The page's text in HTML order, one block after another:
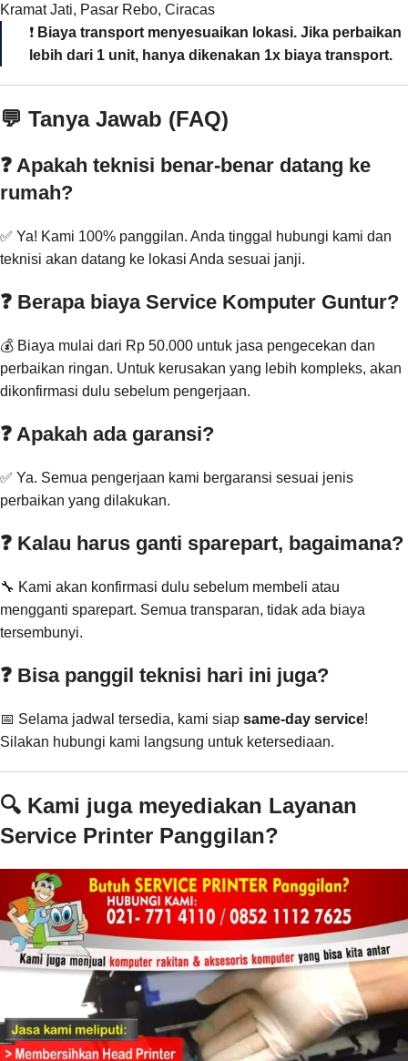
Kramat Jati, Pasar Rebo, Ciracas
❗ Biaya transport menyesuaikan lokasi. Jika perbaikan
lebih dari 1 unit, hanya dikenakan 1x biaya transport.
💬 Tanya Jawab (FAQ)
❓ Apakah teknisi benar-benar datang ke
rumah?
✅ Ya! Kami 100% panggilan. Anda tinggal hubungi kami dan
teknisi akan datang ke lokasi Anda sesuai janji.
❓ Berapa biaya Service Komputer Guntur?
💰 Biaya mulai dari Rp 50.000 untuk jasa pengecekan dan
perbaikan ringan. Untuk kerusakan yang lebih kompleks, akan
dikonfirmasi dulu sebelum pengerjaan.
❓ Apakah ada garansi?
✅ Ya. Semua pengerjaan kami bergaransi sesuai jenis
perbaikan yang dilakukan.
❓ Kalau harus ganti sparepart, bagaimana?
🔧 Kami akan konfirmasi dulu sebelum membeli atau
mengganti sparepart. Semua transparan, tidak ada biaya
tersembunyi.
❓ Bisa panggil teknisi hari ini juga?
📅 Selama jadwal tersedia, kami siap same-day service!
Silakan hubungi kami langsung untuk ketersediaan.
🔍 Kami juga meyediakan Layanan
Service Printer Panggilan?